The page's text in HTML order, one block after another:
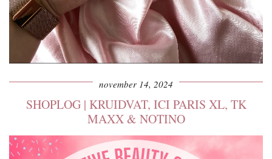
november 14, 2024
SHOPLOG | KRUIDVAT, ICI PARIS XL, TK
MAXX & NOTINO